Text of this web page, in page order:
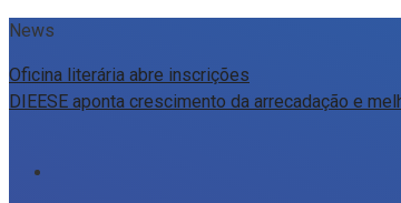
News
Oficina literária abre inscrições